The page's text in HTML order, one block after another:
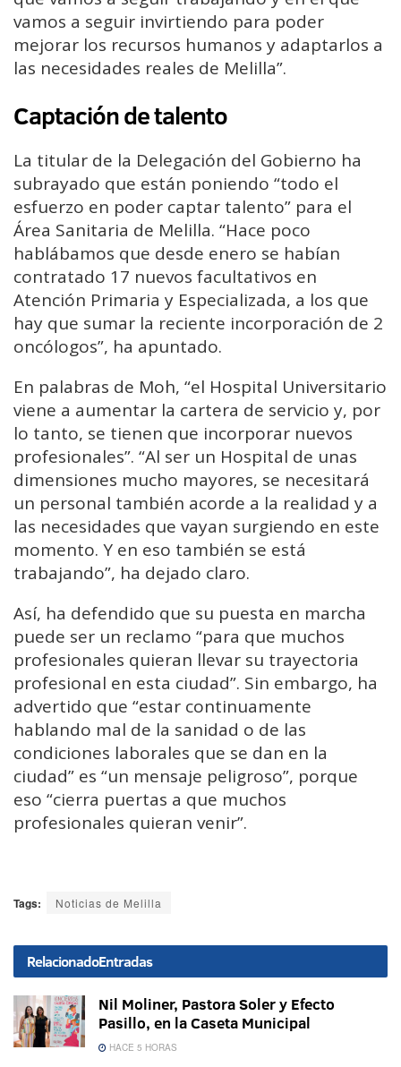
vamos a seguir invirtiendo para poder
mejorar los recursos humanos y adaptarlos a
las necesidades reales de Melilla”.
Captación de talento
La titular de la Delegación del Gobierno ha
subrayado que están poniendo “todo el
esfuerzo en poder captar talento” para el
Área Sanitaria de Melilla. “Hace poco
hablábamos que desde enero se habían
contratado 17 nuevos facultativos en
Atención Primaria y Especializada, a los que
hay que sumar la reciente incorporación de 2
oncólogos”, ha apuntado.
En palabras de Moh, “el Hospital Universitario
viene a aumentar la cartera de servicio y, por
lo tanto, se tienen que incorporar nuevos
profesionales”. “Al ser un Hospital de unas
dimensiones mucho mayores, se necesitará
un personal también acorde a la realidad y a
las necesidades que vayan surgiendo en este
momento. Y en eso también se está
trabajando”, ha dejado claro.
Así, ha defendido que su puesta en marcha
puede ser un reclamo “para que muchos
profesionales quieran llevar su trayectoria
profesional en esta ciudad”. Sin embargo, ha
advertido que “estar continuamente
hablando mal de la sanidad o de las
condiciones laborales que se dan en la
ciudad” es “un mensaje peligroso”, porque
eso “cierra puertas a que muchos
profesionales quieran venir”.
Tags: Noticias de Melilla
RelacionadoEntradas
Nil Moliner, Pastora Soler y Efecto
Pasillo, en la Caseta Municipal
HACE 5 HORAS